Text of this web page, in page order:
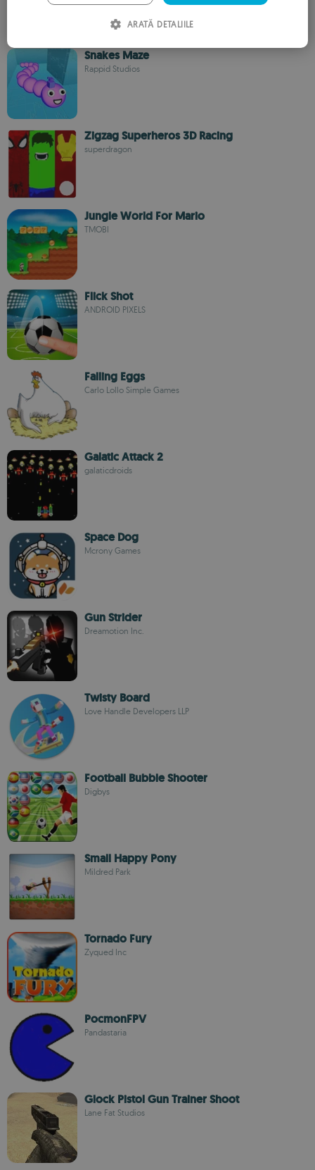
Snakes Maze
Rappid Studios
Zigzag Superheros 3D Racing
superdragon
Jungle World For Mario
TMOBI
Flick Shot
ANDROID PIXELS
Falling Eggs
Carlo Lollo Simple Games
Galatic Attack 2
galaticdroids
Space Dog
Mcrony Games
Gun Strider
Dreamotion Inc.
Twisty Board
Love Handle Developers LLP
Football Bubble Shooter
Digbys
Small Happy Pony
Mildred Park
Tornado Fury
Zyqued Inc
PocmonFPV
Pandastaria
Glock Pistol Gun Trainer Shoot
Lane Fat Studios
ROMANIAN
ARATĂ DETALIILE